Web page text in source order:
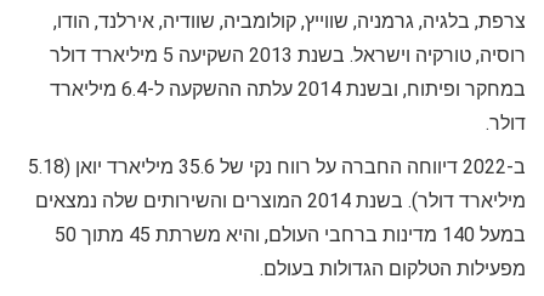
צרפת, בלגיה, גרמניה, שווייץ, קולומביה, שוודיה, אירלנד, הודו,
רוסיה, טורקיה וישראל. בשנת 2013 השקיעה 5 מיליארד דולר
במחקר ופיתוח, ובשנת 2014 עלתה ההשקעה ל-6.4 מיליארד
דולר.
ב-2022 דיווחה החברה על רווח נקי של 35.6 מיליארד יואן (5.18
מיליארד דולר). בשנת 2014 המוצרים והשירותים שלה נמצאים
במעל 140 מדינות ברחבי העולם, והיא משרתת 45 מתוך 50
מפעילות הטלקום הגדולות בעולם.